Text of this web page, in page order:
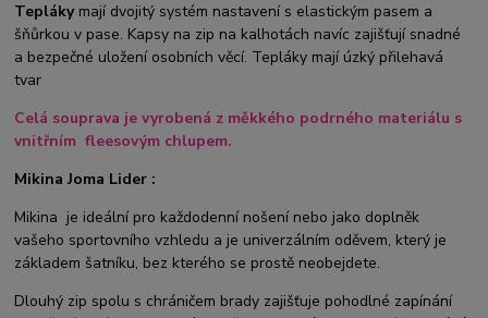
Teplákymají dvojitý systém nastavení s elastickým pasem a
šňůrkou v pase. Kapsy na zip na kalhotách navíc zajišťují snadné
a bezpečné uložení osobních věcí. Tepláky mají úzký přilehavá
tvar
Celá souprava je vyrobená z měkkého podrného materiálu s
vnitřním fleesovým chlupem.
Mikina Joma Lider :
Mikina je ideální pro každodenní nošení nebo jako doplněk
vašeho sportovního vzhledu a je univerzálním oděvem, který je
základem šatníku, bez kterého se prostě neobejdete.
Dlouhý zip spolu s chráničem brady zajišťuje pohodlné zapínání